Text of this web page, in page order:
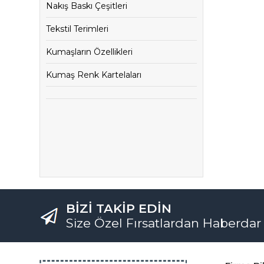
Nakış Baskı Çeşitleri
Tekstil Terimleri
Kumaşların Özellikleri
Kumaş Renk Kartelaları
BİZİ TAKİP EDİN
Size Özel Fırsatlardan